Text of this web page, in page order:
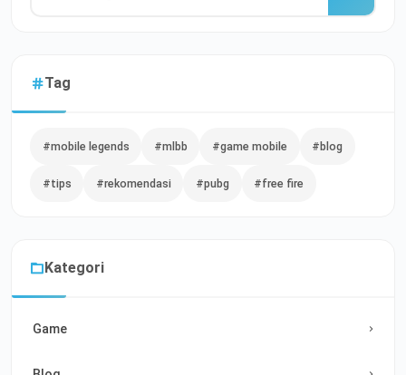
Tag
#mobile legends #mlbb #game mobile #blog
#tips #rekomendasi #pubg #free fire
Kategori
Game